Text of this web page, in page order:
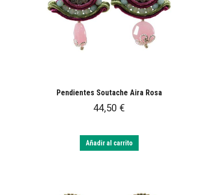
Pendientes Soutache Aira Rosa
44,50 €
Añadir al carrito